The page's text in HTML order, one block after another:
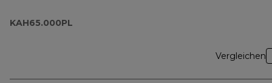
KAH65.000PL
Vergleichen